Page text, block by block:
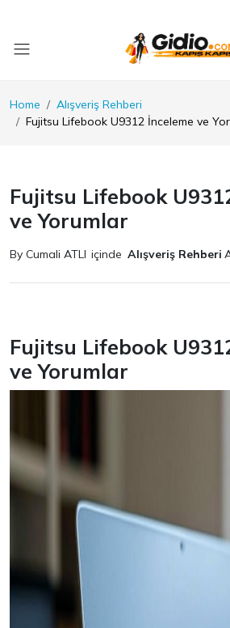
Home
Alışveriş Rehberi
Fujitsu Lifebook U9312 İnceleme ve
Fujitsu Lifebook
ve Yorumlar
By Cumali ATLI içinde Alışveriş Rehberi
Fujitsu Lifebook
ve Yorumlar